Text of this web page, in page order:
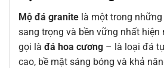
Mộ đá granite là một trong
sang trọng và bền vững nhất hiện
gọi là đá hoa cương – là loại đá
cao, bề mặt sáng bóng và khả